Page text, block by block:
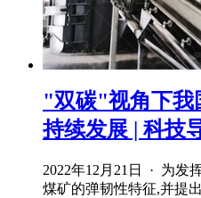
"双碳"视角下我
持续发展 | 科技
2022年12月21日 · 为发
煤矿的弹韧性特征,并提